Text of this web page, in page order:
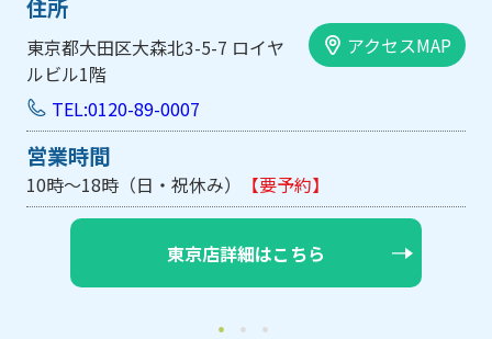
スMAP
大阪市中央区内平野町1-1-5 西大
手前ビル103号
アクセ
TEL:0120-89-0007
営業時間
10時～18時（日・祝休み/土曜は不定休）
大阪店詳細はこちら